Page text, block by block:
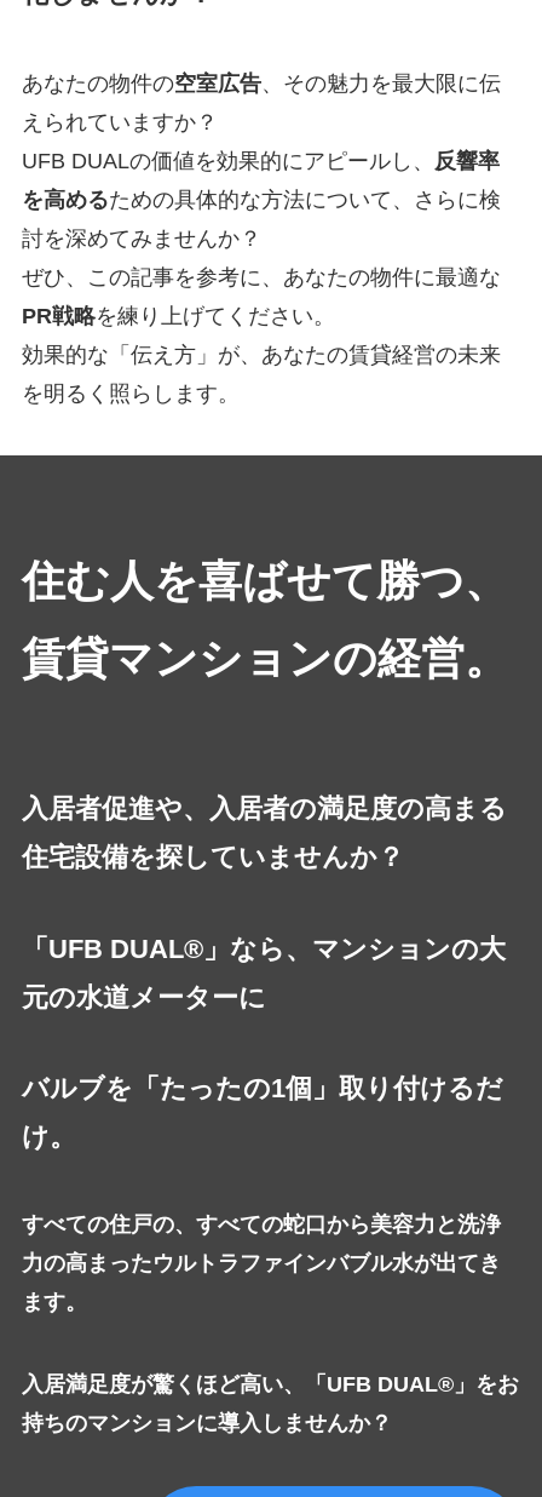
あなたの物件の空室広告、その魅力を最大限に伝
えられていますか？
UFB DUALの価値を効果的にアピールし、
反響率
を高めるための具体的な方法について、さらに検
討を深めてみませんか？
ぜひ、この記事を参考に、あなたの物件に最適な
PR戦略を練り上げてください。
効果的な「伝え方」が、あなたの賃貸経営の未来
を明るく照らします。
住む人を喜ばせて勝つ、
賃貸マンションの経営。
入居者促進や、入居者の満足度の高まる
住宅設備を探していませんか？
「UFB DUAL®」なら、マンションの大
元の水道メーターに
バルブを「たったの1個」取り付けるだ
け。
すべての住戸の、すべての蛇口から美容力と洗浄
力の高まったウルトラファインバブル水が出てき
ます。
入居満足度が驚くほど高い、「UFB DUAL®」をお
持ちのマンションに導入しませんか？